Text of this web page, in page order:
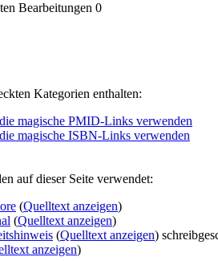
Bearbeitungen 0
Kategorien enthalten:
magische PMID-Links verwenden
magische ISBN-Links verwenden
auf dieser Seite verwendet:
(Quelltext anzeigen)
(Quelltext anzeigen)
(Quelltext anzeigen)
anzeigen)